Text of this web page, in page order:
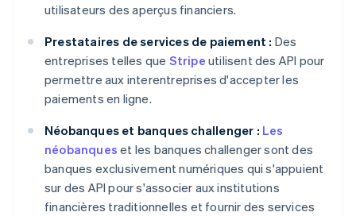
utilisateurs des aperçus financiers.
Prestataires de services de paiement : Des
entreprises telles que Stripe utilisent des API pour
permettre aux interentreprises d'accepter les
paiements en ligne.
Néobanques et banques challenger : Les
néobanques et les banques challenger sont des
banques exclusivement numériques qui s'appuient
sur des API pour s'associer aux institutions
financières traditionnelles et fournir des services